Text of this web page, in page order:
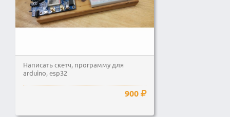
Написать скетч, программу для
arduino, esp32
900